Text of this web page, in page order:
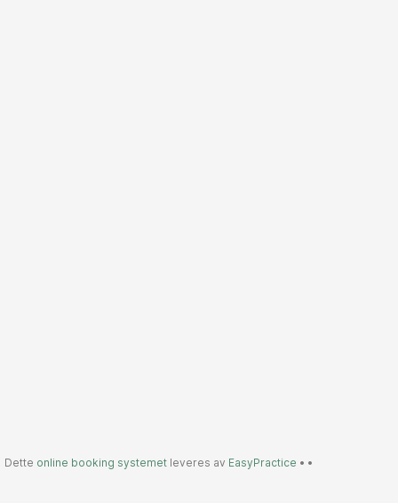
Dette online booking systemet leveres av EasyPractice • •